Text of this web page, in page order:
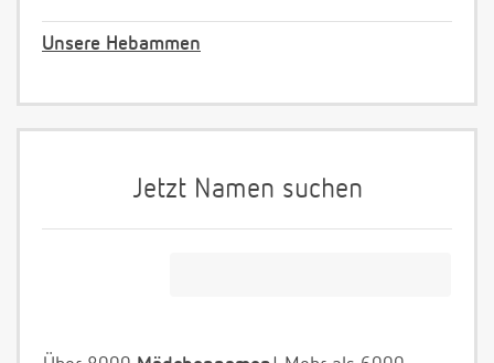
Unsere Hebammen
Jetzt Namen suchen